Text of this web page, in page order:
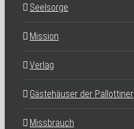
Seelsorge
Mission
Verlag
Gästehäuser der Pallottiner
Missbrauch